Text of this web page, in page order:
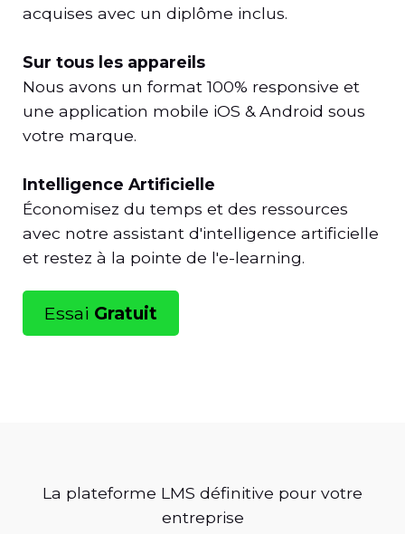
acquises avec un diplôme inclus.
Sur tous les appareils
Nous avons un format 100% responsive et
une application mobile iOS & Android sous
votre marque.
Intelligence Artificielle
Économisez du temps et des ressources
avec notre assistant d'intelligence artificielle
et restez à la pointe de l'e-learning.
Essai Gratuit
La plateforme LMS définitive pour votre
entreprise